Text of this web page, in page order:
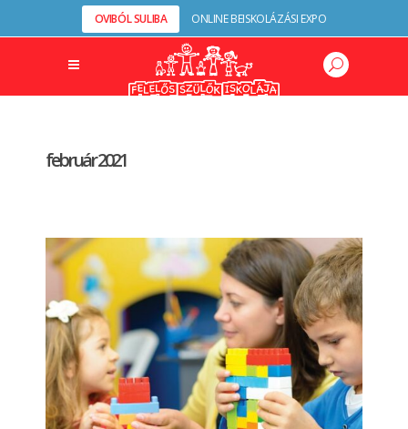
OVIBÓL SULIBA ONLINE BEISKOLÁZÁSI EXPO
február 2021